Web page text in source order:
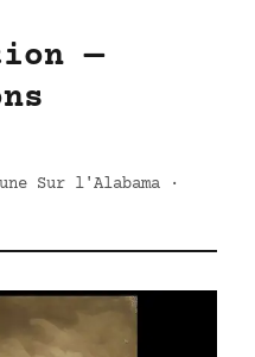
—
Sur l'Alabama ·